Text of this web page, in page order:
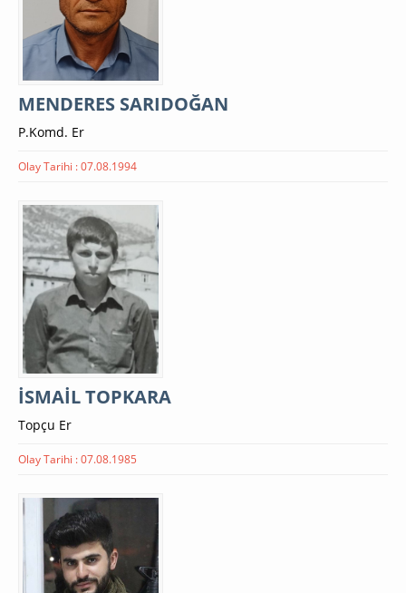
MENDERES SARIDOĞAN
P.Komd. Er
Olay Tarihi : 07.08.1994
İSMAİL TOPKARA
Topçu Er
Olay Tarihi : 07.08.1985